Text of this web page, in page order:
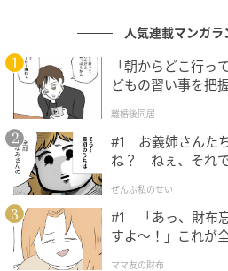
自らの力で運命を突破していく
本作の脚本を担当した中園ミ
や『ハケンの品格』といった
けているが、男社会に負けない
魅力的に描くことに定評があ
その意味で蓮子は、中園作品で
性キャラクターで、彼女のシー
いた。
中園ミホの脚本は脇役が魅力的
ドが本編以上に盛り上がること
人気連載マンガラ
「朝からどこ行っ
どもの習い事を把
離婚後同居
#1 お義姉さんた
ね？ ねぇ、それ
ぜんぶ私のせい
#1 「あっ、財布
すよ〜！」これが
ママ友の財布